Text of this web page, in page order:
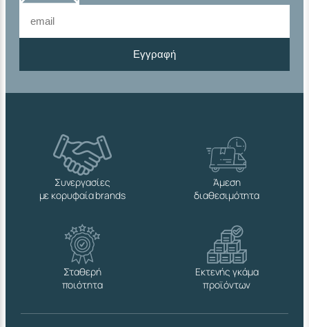
Εγγραφή
Συνεργασίες
με κορυφαία brands
Άμεση
διαθεσιμότητα
Σταθερή
ποιότητα
Εκτενής γκάμα
προϊόντων